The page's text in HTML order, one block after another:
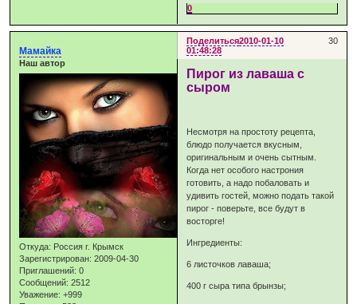
0
Поделиться 30
2010-01-10
01:48:28
Мамайка
Наш автор
Откуда: Россия г. Крымск
Зарегистрирован: 2009-04-30
Приглашений: 0
Сообщений: 2512
Уважение: +999
Пирог из лаваша с
сыром
Несмотря на простоту рецепта,
блюдо получается вкусным,
оригинальным и очень сытным.
Когда нет особого настрония
готовить, а надо побаловать и
удивить гостей, можно подать такой
пирог - поверьте, все будут в
восторге!
Ингредиенты:
6 листочков лаваша;
400 г сыра типа брынзы;